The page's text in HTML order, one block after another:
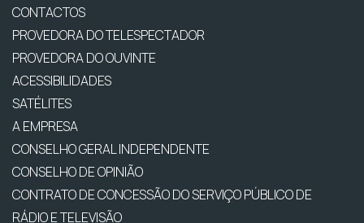
CONTACTOS
PROVEDORA DO TELESPECTADOR
PROVEDORA DO OUVINTE
ACESSIBILIDADES
SATÉLITES
A EMPRESA
CONSELHO GERAL INDEPENDENTE
CONSELHO DE OPINIÃO
CONTRATO DE CONCESSÃO DO SERVIÇO PÚBLICO DE
RÁDIO E TELEVISÃO